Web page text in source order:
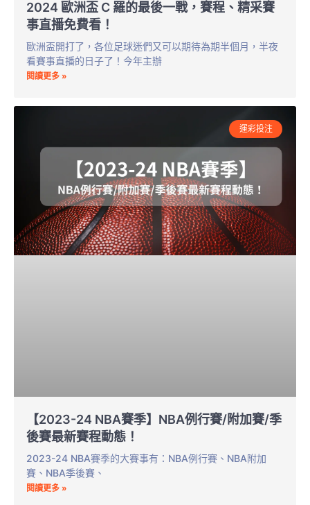
2024 歐洲盃 C 羅的最後一戰，賽程、精采賽
事直播免費看！
歐洲盃開打了，各位足球迷們又可以期待為期半個月，半夜
看賽事直播的日子了！今年主辦
閱讀更多 »
運彩投注
【2023-24 NBA賽季】NBA例行賽/附加賽/季
後賽最新賽程動態！
2023-24 NBA賽季的大賽事有：NBA例行賽、NBA附加
賽、NBA季後賽、
閱讀更多 »